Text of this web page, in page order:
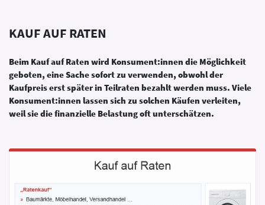
KAUF AUF RATEN
Beim Kauf auf Raten wird Konsument:innen die Möglichkeit
geboten, eine Sache sofort zu verwenden, obwohl der
Kaufpreis erst später in Teilraten bezahlt werden muss. Viele
Konsument:innen lassen sich zu solchen Käufen verleiten,
weil sie die finanzielle Belastung oft unterschätzen.